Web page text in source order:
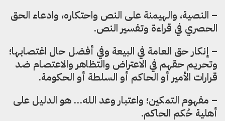
– النصية، والهيمنة على النص واحتكاره، وادعاء الحق
الحصري في قراءة وتفسير النص.
– إنكار حق العامة في البيعة وفي أفضل حال اغتصابها؛
وتحريم حقهم في الاعتراض والتظاهر والاعتصام ضد
قرارات الأمير أو الحاكم أو السلطة أو الحكومة.
– مفهوم التمكين؛ واعتبار وعد الله… هو الدليل على
أهلية حُكم الحاكم.